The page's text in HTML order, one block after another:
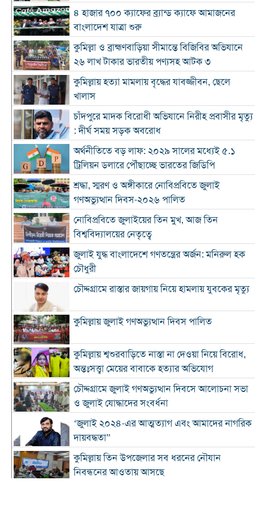
৪ হাজার ৭০০ ক্যাফের ব্র্যান্ড ক্যাফে আমাজনের
বাংলাদেশ যাত্রা শুরু
কুমিল্লা ও ব্রাহ্মণবাড়িয়া সীমান্তে বিজিবির অভিযানে
২৬ লাখ টাকার ভারতীয় পণ্যসহ আটক ৩
কুমিল্লায় হত্যা মামলায় বৃদ্ধের যাবজ্জীবন, ছেলে
খালাস
চাঁদপুরে মাদক বিরোধী অভিযানে নিরীহ প্রবাসীর মৃত্যু
: দীর্ঘ সময় সড়ক অবরোধ
অর্থনীতিতে বড় লাফ: ২০২৯ সালের মধ্যেই ৫.১
ট্রিলিয়ন ডলারে পৌঁছাচ্ছে ভারতের জিডিপি
শ্রদ্ধা, স্মরণ ও অঙ্গীকারে নোবিপ্রবিতে জুলাই
গণঅভ্যুত্থান দিবস-২০২৬ পালিত
নোবিপ্রবিতে জুলাইয়ের তিন মুখ, আজ তিন
বিশ্ববিদ্যালয়ের নেতৃত্বে
জুলাই যুদ্ধ বাংলাদেশে গণতন্ত্রের অর্জন: মনিরুল হক
চৌধুরী
চৌদ্দগ্রামে রাস্তার জায়গায় নিয়ে হামলায় যুবকের মৃত্যু
কুমিল্লায় জুলাই গণঅভ্যুত্থান দিবস পালিত
কুমিল্লায় শ্বশুরবাড়িতে নাস্তা না দেওয়া নিয়ে বিরোধ,
অন্তঃসত্ত্বা মেয়ের বাবাকে হত্যার অভিযোগ
চৌদ্দগ্রামে জুলাই গণঅভ্যুত্থান দিবসে আলোচনা সভা
ও জুলাই যোদ্ধাদের সংবর্ধনা
‘জুলাই ২০২৪-এর আত্মত্যাগ এবং আমাদের নাগরিক
দায়বদ্ধতা”
কুমিল্লায় তিন উপজেলার সব ধরনের নৌযান
নিবন্ধনের আওতায় আসছে